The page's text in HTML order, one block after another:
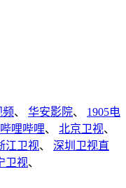
频、 华安影院、 1905电
哔哩哔哩、 北京卫视、
江卫视、 深圳卫视直
卫视、